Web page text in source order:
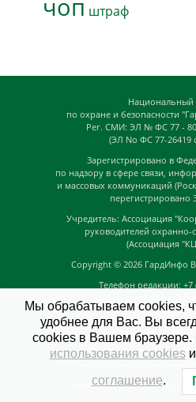
чоп штраф
Национальный
по охране и безопасности
Рег. СМИ: ЭЛ № ФС 77 -
(ЭЛ No ФС 77-26419
Зарегистрировано в
по надзору в сфере связи,
и массовых коммуникаций
перегистрировано
Учредитель: Ассоциация
руководителей охранно-
(Ассоциация
Copyright © 2026 ГардИнфо
Телефон редакции: +7
Главный редактор:
На сайте могут
GuardInfo based on Catch
Мы обрабатываем cookies,
удобнее для Вас. Вы
cookies в Вашем браузере.
использования cookiesи
соглашение.